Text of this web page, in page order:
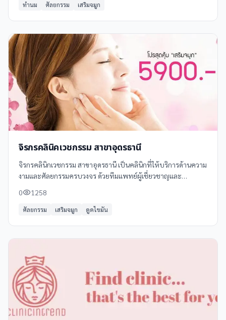
ทำนม ศัลยกรรม เสริมจมูก
จิรกรคลินิคเวชกรรม สาขาอุดรธานี
จิรกรคลินิกเวชกรรม สาขาอุดรธานี เป็นคลินิกที่ให้บริการด้านความ
งามและศัลยกรรมครบวงจร ด้วยทีมแพทย์ผู้เชี่ยวชาญและ
0 1258
ศัลยกรรม เสริมจมูก ดูดไขมัน